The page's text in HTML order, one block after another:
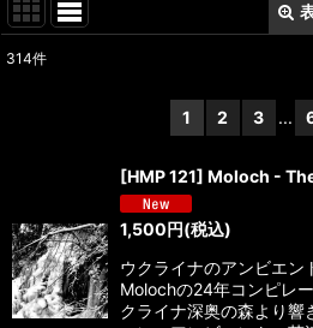
314件
1 2 3 ...
[HMP 121] Moloch -
1,500円(税込)
ウクライナのアンビエン
Molochの24年コンピレ
クライナ深奥の森より響